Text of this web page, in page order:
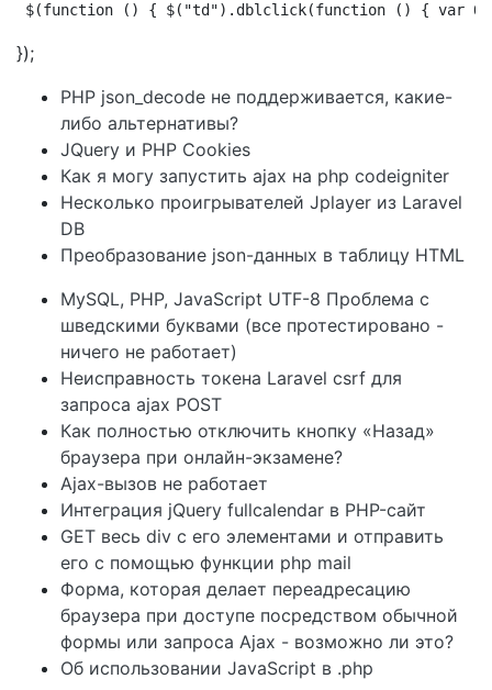
$(function () { $("td").dblclick(function () { var
});
PHP json_decode не поддерживается, какие-
либо альтернативы?
JQuery и PHP Cookies
Как я могу запустить ajax на php codeigniter
Несколько проигрывателей Jplayer из Laravel
DB
Преобразование json-данных в таблицу HTML
MySQL, PHP, JavaScript UTF-8 Проблема с
шведскими буквами (все протестировано -
ничего не работает)
Неисправность токена Laravel csrf для
запроса ajax POST
Как полностью отключить кнопку «Назад»
браузера при онлайн-экзамене?
Ajax-вызов не работает
Интеграция jQuery fullcalendar в PHP-сайт
GET весь div с его элементами и отправить
его с помощью функции php mail
Форма, которая делает переадресацию
браузера при доступе посредством обычной
формы или запроса Ajax - возможно ли это?
Об использовании JavaScript в .php